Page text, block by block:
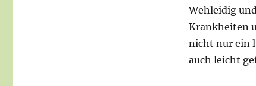
Wehleidig
Krankheiten
nicht nur ein
auch leicht